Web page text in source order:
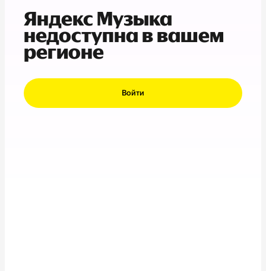
Яндекс Музыка
недоступна в вашем
регионе
Войти